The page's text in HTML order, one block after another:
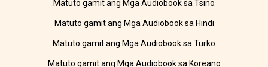
Matuto gamit ang Mga Audiobook sa Tsino
Matuto gamit ang Mga Audiobook sa Hindi
Matuto gamit ang Mga Audiobook sa Turko
Matuto gamit ang Mga Audiobook sa Koreano